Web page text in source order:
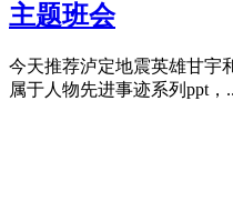
主题班会
今天推荐泸定地震英雄甘宇
属于人物先进事迹系列ppt，